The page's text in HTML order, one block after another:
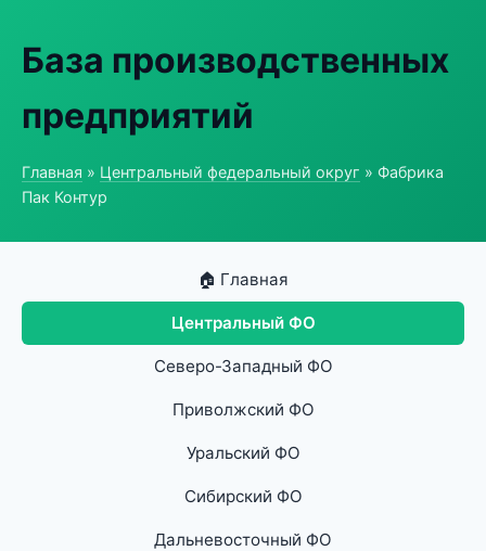
База производственных
предприятий
Главная » Центральный федеральный округ » Фабрика
Пак Контур
🏠 Главная
Центральный ФО
Северо-Западный ФО
Приволжский ФО
Уральский ФО
Сибирский ФО
Дальневосточный ФО